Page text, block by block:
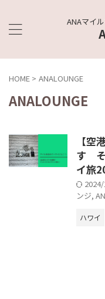
ANAマイ
HOME > ANALOUNGE
ANALOUNGE
【空
す そ
イ旅
ンジ,
ハワイ